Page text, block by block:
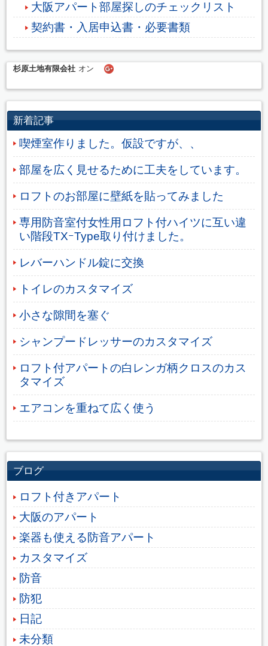
大阪アパート部屋探しのチェックリスト
契約書・入居申込書・必要書類
杉原土地有限会社 オン
新着記事
喫煙室作りました。仮設ですが、、
部屋を広く見せるために工夫をしています。
ロフトのお部屋に壁紙を貼ってみました
専用防音室付女性用ロフト付ハイツに互い違
い階段TXｰType取り付けました。
レバーハンドル錠に交換
トイレのカスタマイズ
小さな隙間を塞ぐ
シャンプードレッサーのカスタマイズ
ロフト付アパートの白レンガ柄クロスのカス
タマイズ
エアコンを重ねて広く使う
ブログ
ロフト付きアパート
大阪のアパート
楽器も使える防音アパート
カスタマイズ
防音
防犯
日記
未分類